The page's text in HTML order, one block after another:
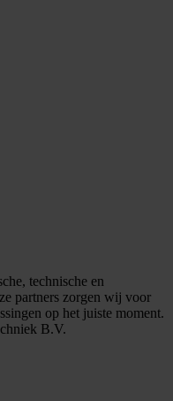
technische en
partners zorgen wij voor
op het juiste moment.
B.V.